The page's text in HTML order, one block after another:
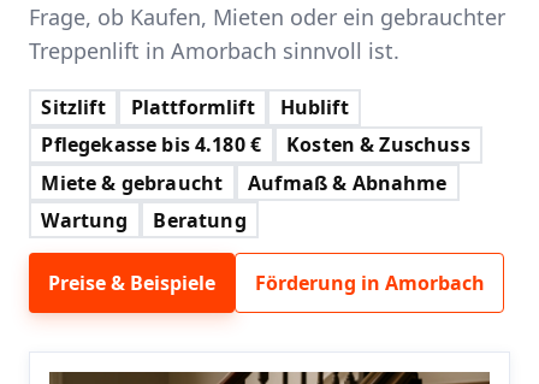
Frage, ob Kaufen, Mieten oder ein gebrauchter
Treppenlift in Amorbach sinnvoll ist.
Sitzlift Plattformlift
Hublift
Pflegekasse bis 4.180 €
Kosten & Zuschuss
Miete & gebraucht
Aufmaß & Abnahme
Wartung
Beratung
Preise & Beispiele Förderung in Amorbach